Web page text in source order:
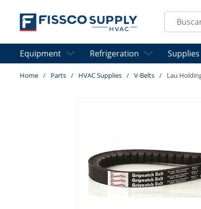
Skip to main content
Site Search
Equipment Refrigeration Supplies
Home / Parts / HVAC Supplies / V-Belts / Lau